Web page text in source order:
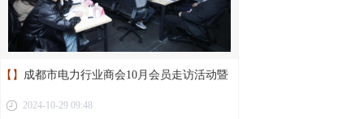
【】 成都市电力行业商会10月会员走访活动暨
第二届第十二次理事会议圆满举行
2024-10-29 09:48